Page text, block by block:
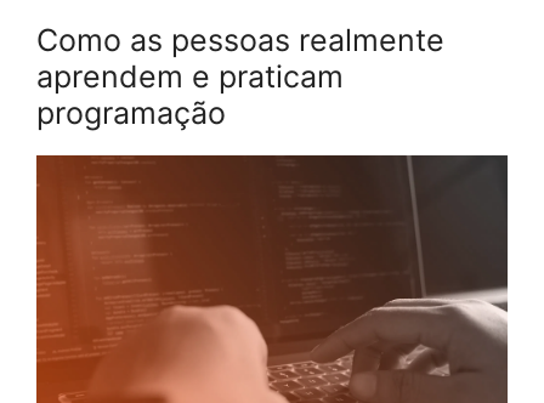
Como as pessoas realmente
aprendem e praticam
programação